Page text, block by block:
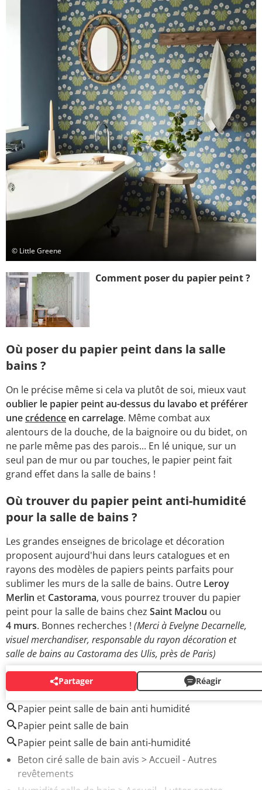
© Little Greene
Comment poser du papier peint ?
Où poser du papier peint dans la salle
bains ?
On le précise même si cela va plutôt de soi, mieux vaut
oublier le papier peint au-dessus du lavabo et préférer
unecrédenceen carrelage. Même combat aux
alentours de la douche, de la baignoire ou du bidet, on
ne parle même pas des parois... En lé unique, sur un
seul pan de mur ou par touches, le papier peint fait
grand effet dans la salle de bains !
Où trouver du papier peint anti-humidité
pour la salle de bains ?
Les grandes enseignes de bricolage et décoration
proposent aujourd'hui dans leurs catalogues et en
rayons des modèles de papiers peints parfaits pour
sublimer les murs de la salle de bains. Outre Leroy
Merlin et Castorama, vous pourrez trouver du papier
peint pour la salle de bains chez Saint Maclou ou
4 murs. Bonnes recherches ! (Merci à Evelyne Decarnelle,
visuel merchandiser, responsable du rayon décoration et
salle de bains au Castorama des Ulis, près de Paris)
Partager Réagir
AUTOUR DU MÊME SUJET
Papier peint salle de bain anti humidité
Papier peint salle de bain
Papier peint salle de bain anti-humidité
Beton ciré salle de bain avis > Accueil - Autres
revêtements